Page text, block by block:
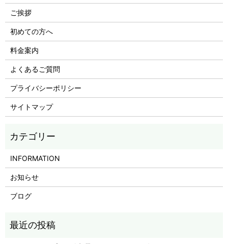
ご挨拶
初めての方へ
料金案内
よくあるご質問
プライバシーポリシー
サイトマップ
INFORMATION
お知らせ
ブログ